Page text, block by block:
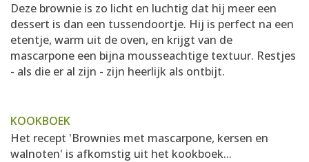
Deze brownie is zo licht en luchtig dat hij meer een
dessert is dan een tussendoortje. Hij is perfect na een
etentje, warm uit de oven, en krijgt van de
mascarpone een bijna mousseachtige textuur. Restjes
- als die er al zijn - zijn heerlijk als ontbijt.
KOOKBOEK
Het recept 'Brownies met mascarpone, kersen en
walnoten' is afkomstig uit het kookboek...